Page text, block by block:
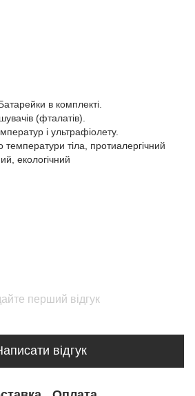
в комплекті.
(фталатів).
і ультрафіолету.
тіла, протиалергічний
екологічний
перший відгук
відгук